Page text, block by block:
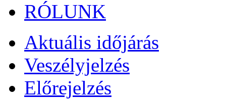
RÓLUNK
Aktuális időjárás
Veszélyjelzés
Előrejelzés